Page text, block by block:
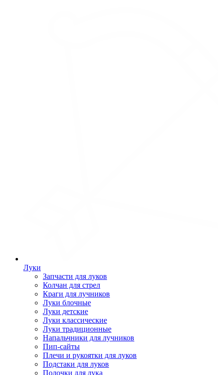
Луки
Запчасти для луков
Колчан для стрел
Краги для лучников
Луки блочные
Луки детские
Луки классические
Луки традиционные
Напальчники для лучников
Пип-сайты
Плечи и рукоятки для луков
Подстаки для луков
Полочки для лука